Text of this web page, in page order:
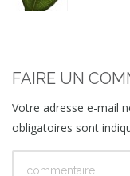
FAIRE UN
Votre adresse e-mail
obligatoires sont